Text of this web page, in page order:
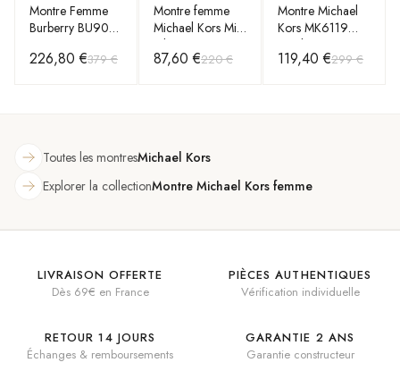
Montre Femme
Burberry BU9015
Bracelet Cuir
226,80 €379 €
Montre femme
Michael Kors Mini
Pilot MK7372
cadran blanc et
87,60 €220 €
Montre Michael
Kors MK6119
Bicolore Or et
Acier avec
119,40 €299 €
Toutes les montresMichael Kors
Explorer la collectionMontre Michael Kors femme
LIVRAISON OFFERTE
Dès 69€ en France
PIÈCES AUTHENTIQUES
Vérification individuelle
RETOUR 14 JOURS
Échanges & remboursements
GARANTIE 2 ANS
Garantie constructeur